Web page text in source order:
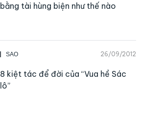
bằng tài hùng biện như thế nào
SAO 26/09/2012
8 kiệt tác để đời của “Vua hề Sác
lô”